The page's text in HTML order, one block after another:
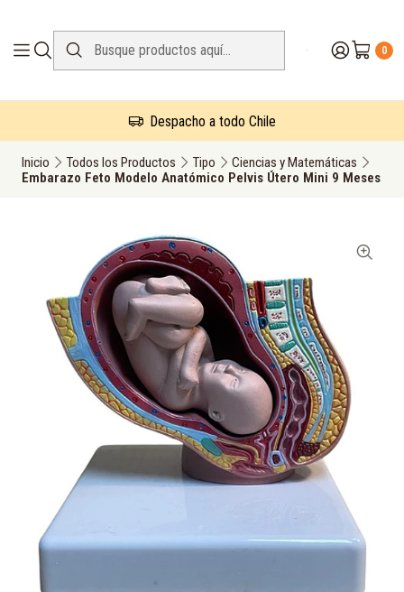
0
Despacho a todo Chile
Inicio Todos los Productos Tipo
Ciencias y Matemáticas
Embarazo Feto Modelo Anatómico Pelvis Útero Mini 9 Meses